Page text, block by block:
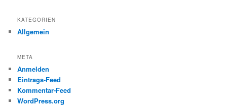
KATEGORIEN
Allgemein
META
Anmelden
Eintrags-Feed
Kommentar-Feed
WordPress.org